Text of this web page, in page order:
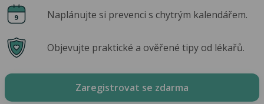
Naplánujte si prevenci s chytrým kalendářem.
Objevujte praktické a ověřené tipy od lékařů.
Zaregistrovat se zdarma